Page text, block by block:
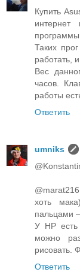
Купить
интернет
Таких
работать,
Вес
часов.
работы
Ответить
umniks
хоть
пальцами
У HP есть
можно
рисовать.
Ответить